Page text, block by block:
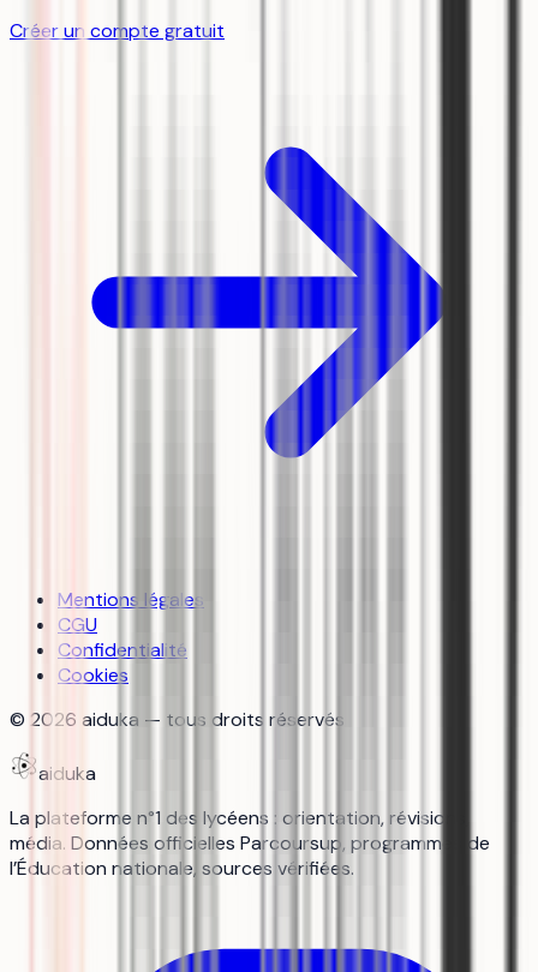
Créer un compte gratuit
Mentions légales
CGU
Confidentialité
Cookies
© 2026 aiduka — tous droits réservés
aiduka
La plateforme n°1 des lycéens : orientation, révisions,
média. Données officielles Parcoursup, programmes de
l’Éducation nationale, sources vérifiées.